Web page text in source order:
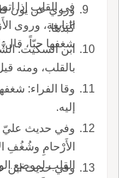
في القلب إذا
النابغة، وروى
شغفها حبّاً،
وروي عن يون
كَبَدَها.
ابن السكيت:
بالقلب، ومنه
وقا الفراء:
إليه.
وفي حديث عليّ
الأَرْحامِ وشُغُفِ
القلب لموضع
وفي حديث ابن